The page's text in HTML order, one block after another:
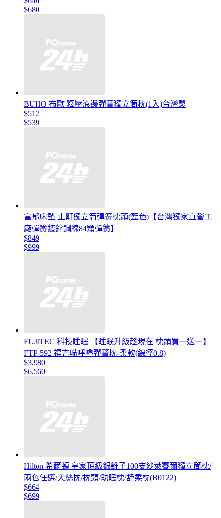
$680
BUHO 布歐 釋壓滾邊彈簧獨立筒枕(1入)台灣製
$512
$539
富郁床墊 止鼾獨立筒彈簧枕頭(藍色)【台灣獨家直營工
廠彈簧鍍鋅鋼線84顆彈簧】
$849
$999
FUJITEC 科技睡眠 【睡眠升級趁現在 枕頭買一送一】
FTP-592 福吉喵呼嚕彈簧枕-柔軟(線徑0.8)
$3,980
$6,560
Hilton 希爾頓 皇家頂級銀離子100支紗萊賽爾獨立筒枕/
兩色任選/天絲枕/枕頭/助眠枕/舒柔枕(B0122)
$664
$699